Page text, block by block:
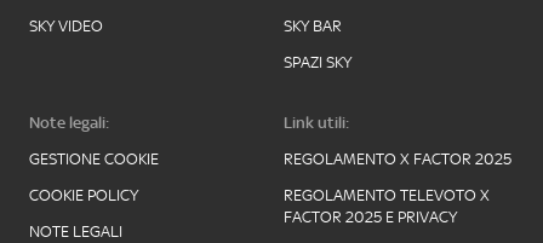
SKY VIDEO
SKY BAR
SPAZI SKY
Note legali:
GESTIONE COOKIE
COOKIE POLICY
NOTE LEGALI
Link utili:
REGOLAMENTO X FACTOR 2025
REGOLAMENTO TELEVOTO X
FACTOR 2025 E PRIVACY